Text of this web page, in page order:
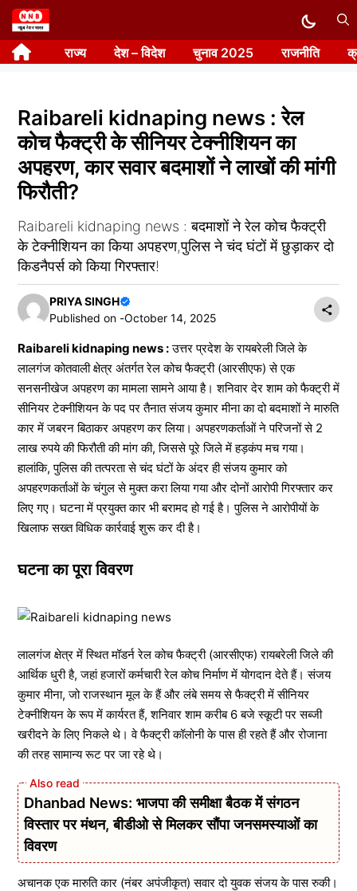
Skip
to
content राज्य देश – विदेश चुनाव 2025 राजनीति
Raibareli kidnaping news : रेल
कोच फैक्ट्री के सीनियर टेक्नीशियन का
अपहरण, कार सवार बदमाशों ने लाखों की मांगी
फिरौती?
Raibareli kidnaping news : बदमाशों ने रेल कोच फैक्ट्री
के टेक्नीशियन का किया अपहरण,पुलिस ने चंद घंटों में छुड़ाकर दो
किडनैपर्स को किया गिरफ्तार!
PRIYA SINGH
Published on -October 14, 2025
Raibareli kidnaping news :उत्तर प्रदेश के रायबरेली जिले के
लालगंज कोतवाली क्षेत्र अंतर्गत रेल कोच फैक्ट्री (आरसीएफ) से एक
सनसनीखेज अपहरण का मामला सामने आया है। शनिवार देर शाम को फैक्ट्री में
सीनियर टेक्नीशियन के पद पर तैनात संजय कुमार मीना का दो बदमाशों ने मारुति
कार में जबरन बिठाकर अपहरण कर लिया। अपहरणकर्ताओं ने परिजनों से 2
लाख रुपये की फिरौती की मांग की, जिससे पूरे जिले में हड़कंप मच गया।
हालांकि, पुलिस की तत्परता से चंद घंटों के अंदर ही संजय कुमार को
अपहरणकर्ताओं के चंगुल से मुक्त करा लिया गया और दोनों आरोपी गिरफ्तार कर
लिए गए। घटना में प्रयुक्त कार भी बरामद हो गई है। पुलिस ने आरोपीयों के
खिलाफ सख्त विधिक कार्रवाई शुरू कर दी है।
घटना का पूरा विवरण
लालगंज क्षेत्र में स्थित मॉडर्न रेल कोच फैक्ट्री (आरसीएफ) रायबरेली जिले की
आर्थिक धुरी है, जहां हजारों कर्मचारी रेल कोच निर्माण में योगदान देते हैं। संजय
कुमार मीना, जो राजस्थान मूल के हैं और लंबे समय से फैक्ट्री में सीनियर
टेक्नीशियन के रूप में कार्यरत हैं, शनिवार शाम करीब 6 बजे स्कूटी पर सब्जी
खरीदने के लिए निकले थे। वे फैक्ट्री कॉलोनी के पास ही रहते हैं और रोजाना
की तरह सामान्य रूट पर जा रहे थे।
Dhanbad News: भाजपा की समीक्षा बैठक में संगठन
विस्तार पर मंथन, बीडीओ से मिलकर सौंपा जनसमस्याओं का
विवरण
अचानक एक मारुति कार (नंबर अपंजीकृत) सवार दो युवक संजय के पास रुकी।